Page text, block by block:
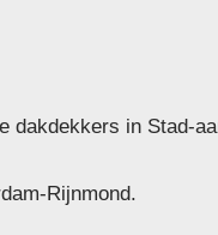
dakdekkers in Stad-
Rijnmond.